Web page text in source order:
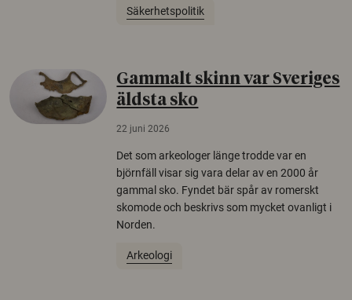
Säkerhetspolitik
Gammalt skinn var Sveriges
äldsta sko
22 juni 2026
Det som arkeologer länge trodde var en
björnfäll visar sig vara delar av en 2000 år
gammal sko. Fyndet bär spår av romerskt
skomode och beskrivs som mycket ovanligt i
Norden.
Arkeologi